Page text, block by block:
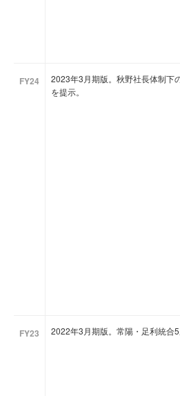
FY24
2023年3月期版。秋野社長体制下
を提示。
FY23 2022年3月期版。常陽・足利統合